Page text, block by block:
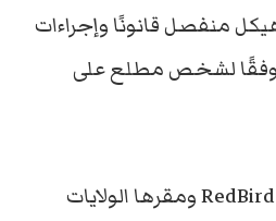
منفصل قانونًا وإجراءات
لشخص مطلع على
ستتولى شركة RedBird Capital ومقرها الولايات